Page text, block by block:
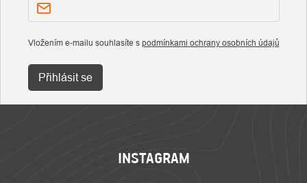
Vložením e-mailu souhlasíte s podmínkami ochrany osobních údajů
Přihlásit se
INSTAGRAM